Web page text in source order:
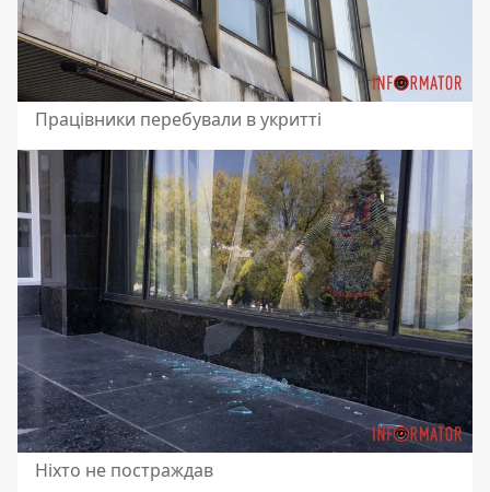
Працівники перебували в укритті
Ніхто не постраждав